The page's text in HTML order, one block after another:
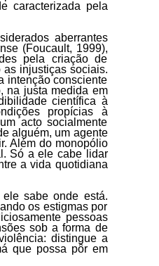
caracterizada pela
aberrantes
(Foucault, 1999),
pela criação de
injustiças sociais.
intenção consciente
na justa medida em
científica à
propícias à
acto socialmente
alguém, um agente
Além do monopólio
Só a ele cabe lidar
a vida quotidiana
sabe onde está.
os estigmas por
pessoas
sob a forma de
distingue a
que possa pôr em